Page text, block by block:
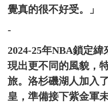
覺真的很不好受。」
-
2024-25年NBA鎖定
現出更不同的風貌，
旅。洛杉磯湖人加入
皇，準備接下紫金軍